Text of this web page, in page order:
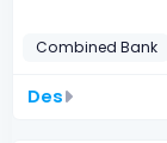
Combined Bank
Des